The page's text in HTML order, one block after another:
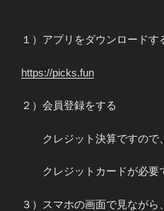
１）アプリをダウンロードす
https://picks.fun
２）会員登録をする
クレジット決算ですので、
クレジットカードが必要
３）スマホの画面で見ながら